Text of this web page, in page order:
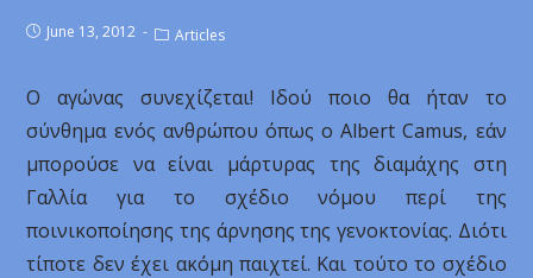
June 13, 2012 Articles
Ο αγώνας συνεχίζεται! Ιδού ποιο θα ήταν το
σύνθημα ενός ανθρώπου όπως ο Albert Camus, εάν
μπορούσε να είναι μάρτυρας της διαμάχης στη
Γαλλία για το σχέδιο νόμου περί της
ποινικοποίησης της άρνησης της γενοκτονίας. Διότι
τίποτε δεν έχει ακόμη παιχτεί. Και τούτο το σχέδιο